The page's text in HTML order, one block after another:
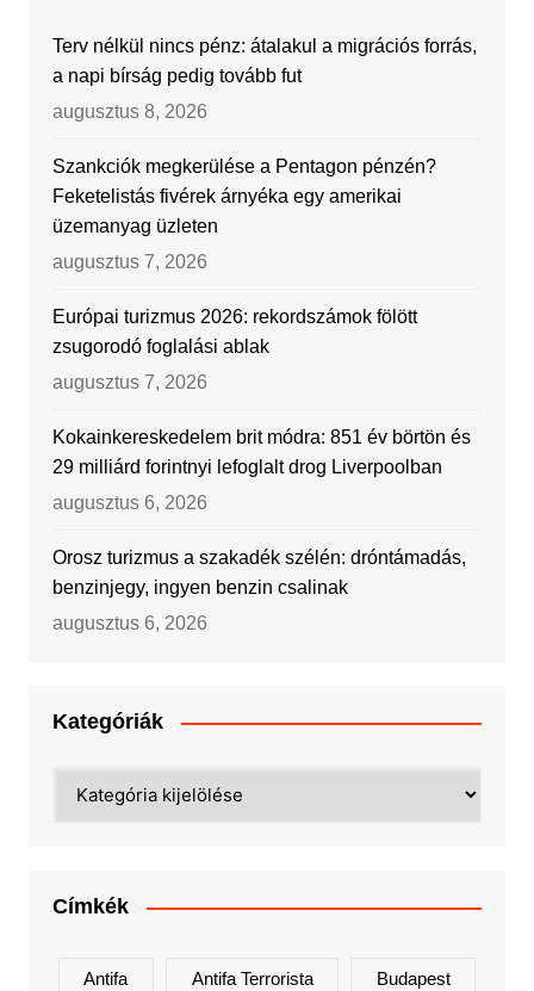
Terv nélkül nincs pénz: átalakul a migrációs forrás,
a napi bírság pedig tovább fut
augusztus 8, 2026
Szankciók megkerülése a Pentagon pénzén?
Feketelistás fivérek árnyéka egy amerikai
üzemanyag üzleten
augusztus 7, 2026
Európai turizmus 2026: rekordszámok fölött
zsugorodó foglalási ablak
augusztus 7, 2026
Kokainkereskedelem brit módra: 851 év börtön és
29 milliárd forintnyi lefoglalt drog Liverpoolban
augusztus 6, 2026
Orosz turizmus a szakadék szélén: dróntámadás,
benzinjegy, ingyen benzin csalinak
augusztus 6, 2026
Kategóriák
Címkék
Antifa Antifa Terrorista Budapest